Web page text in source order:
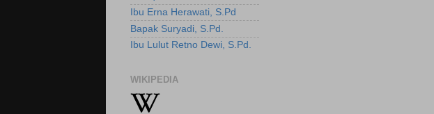
Ibu Erna Herawati, S.Pd
Bapak Suryadi, S.Pd.
Ibu Lulut Retno Dewi, S.Pd.
WIKIPEDIA